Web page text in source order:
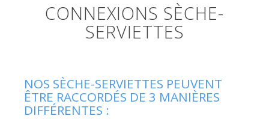
CONNEXIONS SÈCHE-
SERVIETTES
NOS SÈCHE-SERVIETTES PEUVENT
ÊTRE RACCORDÉS DE 3 MANIÈRES
DIFFÉRENTES :